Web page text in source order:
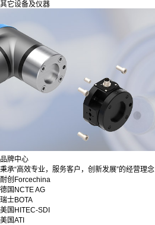
其它设备及仪器
品牌中心
秉承“高效专业，服务客户，创新发展”的经营理念
耐创Forcechina
德国NCTE AG
瑞士BOTA
美国HITEC-SDI
美国ATI